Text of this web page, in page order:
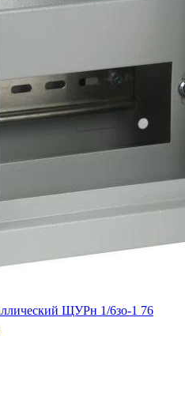
ЩУРн 1/6зо-1 76